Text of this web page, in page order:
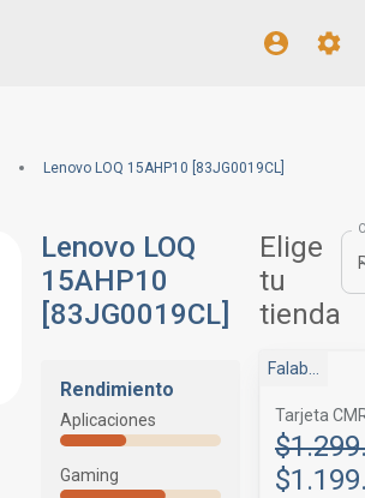
Lenovo LOQ 15AHP10 [83JG0019CL]
Lenovo LOQ
15AHP10
[83JG0019CL]
Rendimiento
Aplicaciones
Gaming
Elige
tu
tienda
Falabella
Tarjeta